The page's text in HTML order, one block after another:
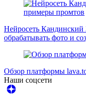
Нейросеть Кандинский
обрабатывать фото и
Обзор платформы
Наши соцсети